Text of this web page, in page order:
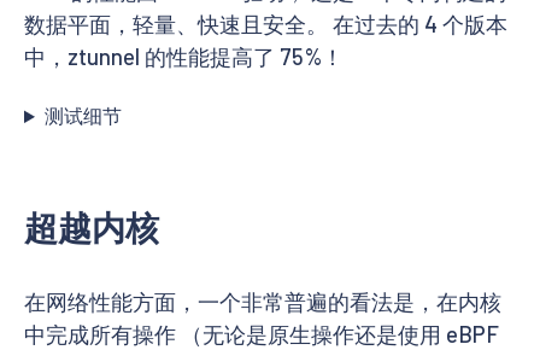
数据平面，轻量、快速且安全。 在过去的 4 个版本
中，ztunnel 的性能提高了 75%！
测试细节
超越内核
在网络性能方面，一个非常普遍的看法是，在内核
中完成所有操作 （无论是原生操作还是使用 eBPF